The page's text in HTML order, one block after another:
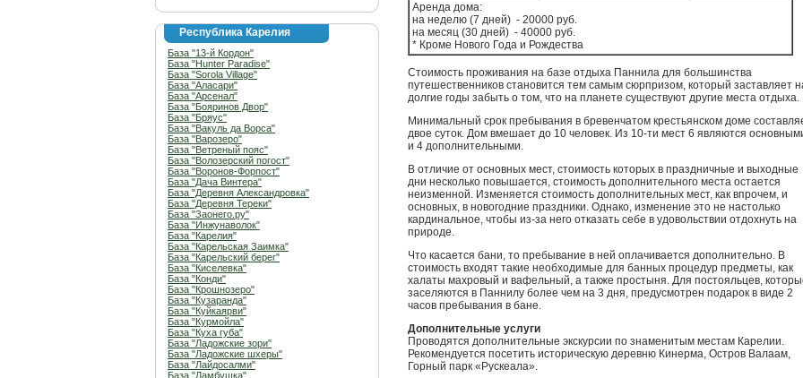
Республика Карелия
База "13-й Кордон"
База "Hunter Paradise"
База "Sorola Village"
База "Аласари"
База "Арсенал"
База "Бояринов Двор"
База "Бряус"
База "Вакуль да Ворса"
База "Варозеро"
База "Ветреный пояс"
База "Волозерский погост"
База "Воронов-Форпост"
База "Дача Винтера"
База "Деревня Александровка"
База "Деревня Тереки"
База "Заонего.ру"
База "Инжунаволок"
База "Карелия"
База "Карельская Заимка"
База "Карельский берег"
База "Киселевка"
База "Конди"
База "Крошнозеро"
База "Кузаранда"
База "Куйкаярви"
База "Курмойла"
База "Куха губа"
База "Ладожские зори"
База "Ладожские шхеры"
База "Лайдосалми"
База "Ламбушка"
Аренда дома:
на неделю (7 дней) - 20000 руб.
на месяц (30 дней) - 40000 руб.
* Кроме Нового Года и Рождества
Стоимость проживания на базе отдыха Паннила для большинства
путешественников становится тем самым сюрпризом, который заставляет
долгие годы забыть о том, что на планете существуют другие места отдыха.
Минимальный срок пребывания в бревенчатом крестьянском доме
двое суток. Дом вмешает до 10 человек. Из 10-ти мест 6 являются
и 4 дополнительными.
В отличие от основных мест, стоимость которых в праздничные и выходные
дни несколько повышается, стоимость дополнительного места остается
неизменной. Изменяется стоимость дополнительных мест, как впрочем, и
основных, в новогодние праздники. Однако, изменение это не настолько
кардинальное, чтобы из-за него отказать себе в удовольствии отдохнуть на
природе.
Что касается бани, то пребывание в ней оплачивается дополнительно. В
стоимость входят такие необходимые для банных процедур предметы, как
халаты махровый и вафельный, а также простыня. Для постояльцев,
заселяются в Паннилу более чем на 3 дня, предусмотрен подарок в виде 2
часов пребывания в бане.
Дополнительные услуги
Проводятся дополнительные экскурсии по знаменитым местам Карелии.
Рекомендуется посетить историческую деревню Кинерма, Остров Валаам,
Горный парк «Рускеала».